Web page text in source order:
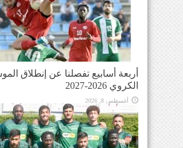
أربعة أسابيع تفصلنا عن إنطلاق
الكروي 2026-2027
أغسطس 8, 2026